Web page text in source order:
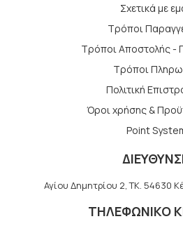
Σχετικά με
Τρόποι
Τρόποι Αποστολής -
Tρόποι
Πολιτική
Όροι χρήσης &
Point
Αγίου Δημητρίου 2, TK. 54630
ΤΗΛΕΦΩΝΙΚΟ